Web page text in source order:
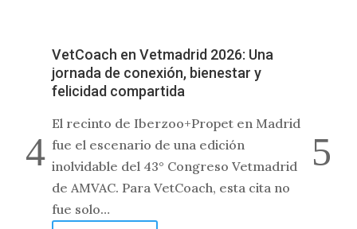
VetCoach en Vetmadrid 2026: Una
jornada de conexión, bienestar y
felicidad compartida
El recinto de Iberzoo+Propet en Madrid
fue el escenario de una edición
inolvidable del 43° Congreso Vetmadrid
de AMVAC. Para VetCoach, esta cita no
fue solo…